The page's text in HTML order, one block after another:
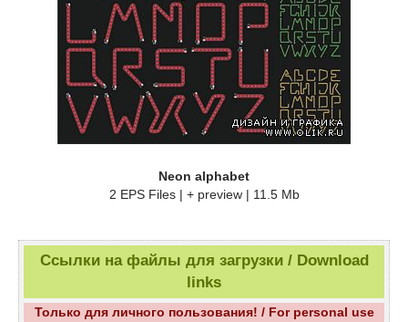
Neon alphabet
2 EPS Files | + preview | 11.5 Mb
Ссылки на файлы для загрузки / Download
links
Только для личного пользования! / For personal use